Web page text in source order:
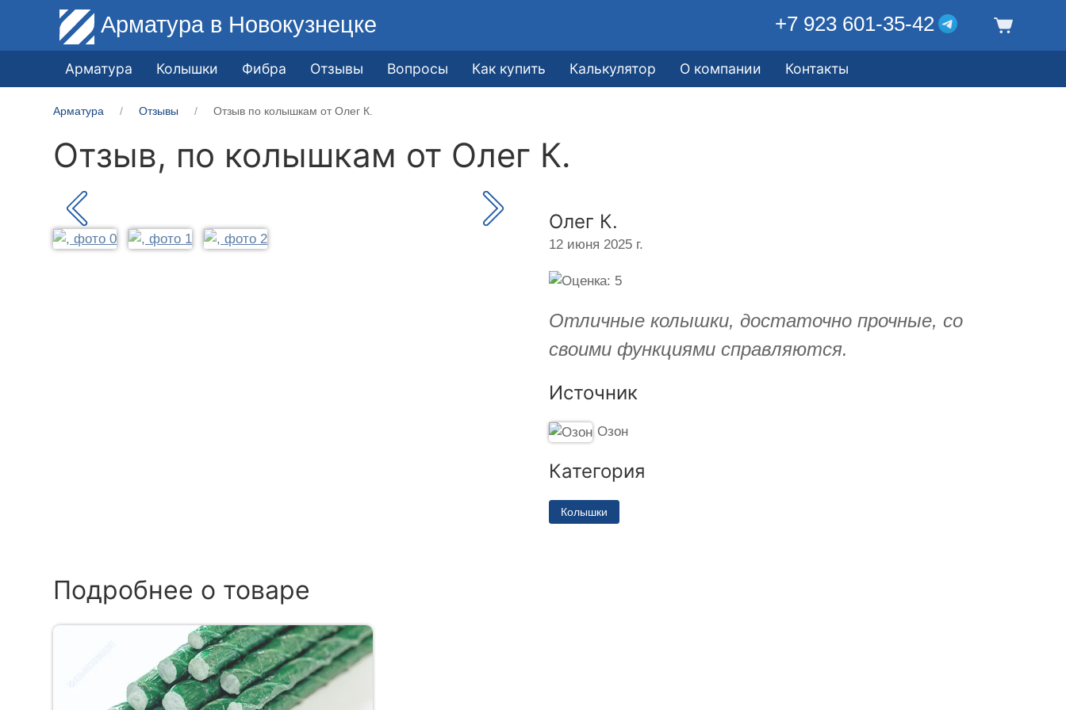
Арматура в Новокузнецке +7 923 601-35-42
Арматура Колышки Фибра Отзывы Вопросы Как купить Калькулятор О компании Контакты
Арматура Отзывы Отзыв по колышкам от Олег К.
Отзыв, по колышкам от Олег К.
Олег К.
12 июня 2025 г.
Отличные колышки, достаточно прочные, со
своими функциями справляются.
Источник
Озон
Категория
Колышки
Подробнее о товаре